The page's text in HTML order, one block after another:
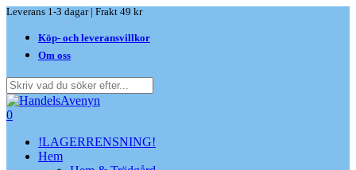
Skip
main
content
Leverans 1-3 dagar | Frakt 49 kr
Köp- och leveransvillkor
Om oss
Close
Search
search
0
!LAGERRENSNING!
Hem